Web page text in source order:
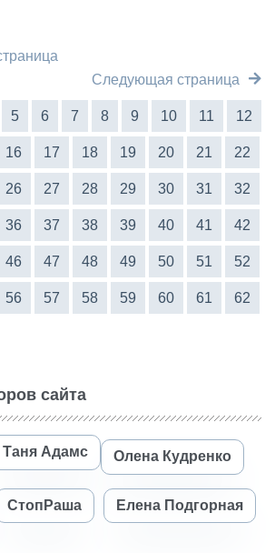
Следующая страница
5 6 7 8 9 10 11 12
16 17 18 19 20 21 22
26 27 28 29 30 31 32
36 37 38 39 40 41 42
46 47 48 49 50 51 52
56 57 58 59 60 61 62
сайта
Таня Адамс Олена Кудренко
СтопРаша Елена Подгорная